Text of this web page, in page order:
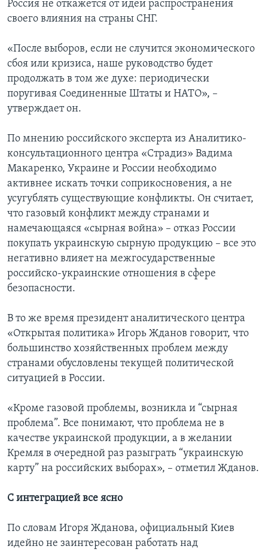
Россия не откажется от идеи распространения
своего влияния на страны СНГ.
«После выборов, если не случится экономического
сбоя или кризиса, наше руководство будет
продолжать в том же духе: периодически
поругивая Соединенные Штаты и НАТО», –
утверждает он.
По мнению российского эксперта из Аналитико-
консультационного центра «Страдиз» Вадима
Макаренко, Украине и России необходимо
активнее искать точки соприкосновения, а не
усугублять существующие конфликты. Он считает,
что газовый конфликт между странами и
намечающаяся «сырная война» – отказ России
покупать украинскую сырную продукцию – все это
негативно влияет на межгосударственные
российско-украинские отношения в сфере
безопасности.
В то же время президент аналитического центра
«Открытая политика» Игорь Жданов говорит, что
большинство хозяйственных проблем между
странами обусловлены текущей политической
ситуацией в России.
«Кроме газовой проблемы, возникла и “сырная
проблема”. Все понимают, что проблема не в
качестве украинской продукции, а в желании
Кремля в очередной раз разыграть “украинскую
карту” на российских выборах», – отметил Жданов.
С интеграцией все ясно
По словам Игоря Жданова, официальный Киев
идейно не заинтересован работать над